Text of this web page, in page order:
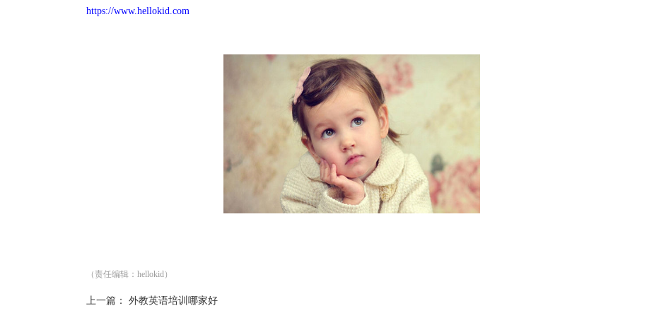
https://www.hellokid.com
（责任编辑：hellokid）
上一篇： 外教英语培训哪家好